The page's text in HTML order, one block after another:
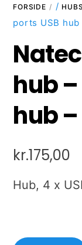
FORSIDE / HUBS
ports USB
hub
hub
kr.175,00
Hub, 4 x